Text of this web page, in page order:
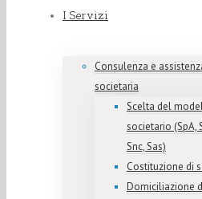
I Servizi
Consulenza e
societaria
Scelta del
societario (SpA,
Snc, Sas)
Costituzione di
Domiciliazione